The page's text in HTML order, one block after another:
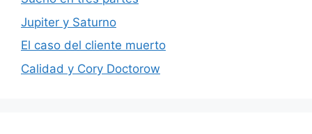
Jupiter y Saturno
El caso del cliente muerto
Calidad y Cory Doctorow